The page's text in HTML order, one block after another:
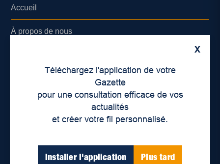
X
Téléchargez l'application de votre
Gazette
pour une consultation efficace de vos
actualités
et créer votre fil personnalisé.
Installer l'application Plus tard
Accueil
À propos de nous
Lieux de distribution